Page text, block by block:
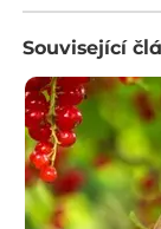
Související